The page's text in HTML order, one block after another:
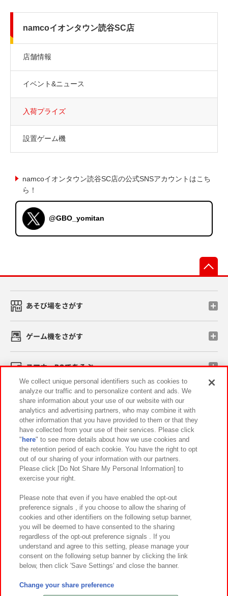
namcoイオンタウン読谷SC店
店舗情報
イベント&ニュース
入荷プライズ
設置ゲーム機
namcoイオンタウン読谷SC店の公式SNSアカウントはこち
ら！
@GBO_yomitan
あそび場をさがす
ゲーム機をさがす
スマホ・PCであそぶ
イベント・キャンペーン
関連会社 サステナビリティ サイトポリシー
プライバシーポリシー ウェブアクセシビリティ方針と検証結果
お取引先さまとともに
カスタマーハラスメント対応方針 よくあるご質問・お問い合わせ
©Bandai Namco Amusement Inc.
©Bandai Namco Amusement Lab Inc.
We collect unique personal identifiers such as cookies to
analyze our traffic and to personalize content and ads. We
share information about your use of our website with our
analytics and advertising partners, who may combine it with
other information that you have provided to them or that they
have collected from your use of their services. Please click
" here" to see more details about how we use cookies and
the retention period of each cookie. You have the right to opt
out of our sharing of your information with our partners.
Please click [Do Not Share My Personal Information] to
exercise your right.
Please note that even if you have enabled the opt-out
preference signals , if you choose to allow the sharing of
cookies and other identifiers on the following setup banner,
you will be deemed to have consented to the sharing
regardless of the opt-out preference signals . If you
understand and agree to this setting, please manage your
consent on the following setup banner by clicking the link
below, then click 'Save Settings' and close the banner.
Change your share preference